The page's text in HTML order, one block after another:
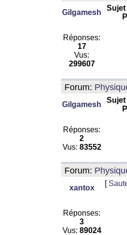
Gilgamesh
Sujet
Réponses:
17
Vus:
299607
Forum:
Gilgamesh
Sujet
Réponses:
2
Vus: 83552
Forum:
xantox
[
Réponses:
3
Vus: 89024